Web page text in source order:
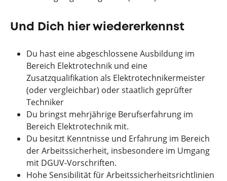
Und Dich hier wiedererkennst
Du hast eine abgeschlossene Ausbildung im
Bereich Elektrotechnik und eine
Zusatzqualifikation als Elektrotechnikermeister
(oder vergleichbar) oder staatlich geprüfter
Techniker
Du bringst mehrjährige Berufserfahrung im
Bereich Elektrotechnik mit.
Du besitzt Kenntnisse und Erfahrung im Bereich
der Arbeitssicherheit, insbesondere im Umgang
mit DGUV-Vorschriften.
Hohe Sensibilität für Arbeitssicherheitsrichtlinien